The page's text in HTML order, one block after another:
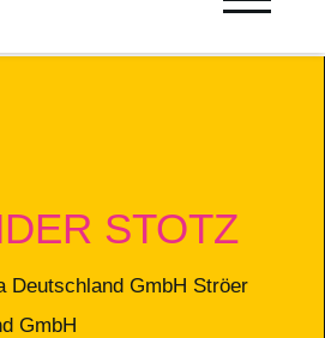
STOTZ
Deutschland GmbH Ströer
GmbH